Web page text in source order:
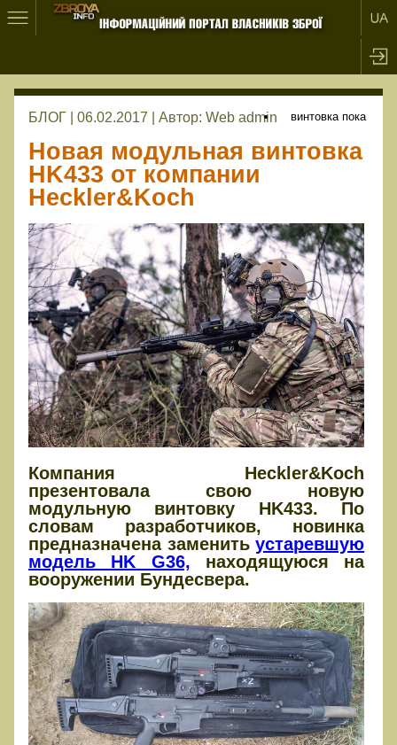
БЛОГ | 06.02.2017 | Автор: Web admin
Новая модульная винтовка
HK433 от компании
Heckler&Koch
Компания Heckler&Koch
презентовала свою новую
модульную винтовку HK433. По
словам разработчиков, новинка
предназначена заменитьустаревшую
модель HK G36, находящуюся на
вооружении Бундесвера.
винтовка пока